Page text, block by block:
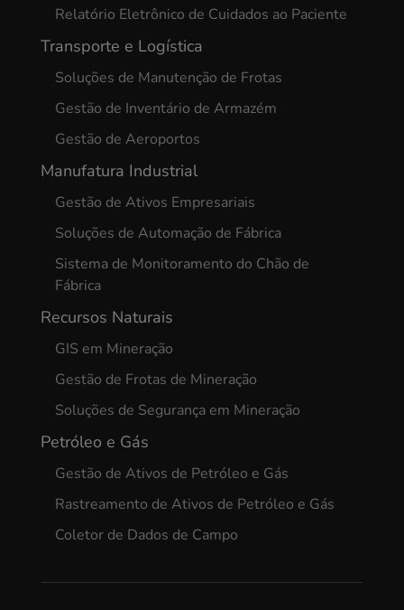
Relatório Eletrônico de Cuidados ao Paciente
Transporte e Logística
Soluções de Manutenção de Frotas
Gestão de Inventário de Armazém
Gestão de Aeroportos
Manufatura Industrial
Gestão de Ativos Empresariais
Soluções de Automação de Fábrica
Sistema de Monitoramento do Chão de
Fábrica
Recursos Naturais
GIS em Mineração
Gestão de Frotas de Mineração
Soluções de Segurança em Mineração
Petróleo e Gás
Gestão de Ativos de Petróleo e Gás
Rastreamento de Ativos de Petróleo e Gás
Coletor de Dados de Campo